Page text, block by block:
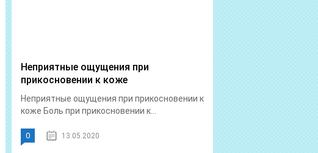
Неприятные ощущения при
прикосновении к коже
Неприятные ощущения при прикосновении к
коже Боль при прикосновении к...
0 13.05.2020